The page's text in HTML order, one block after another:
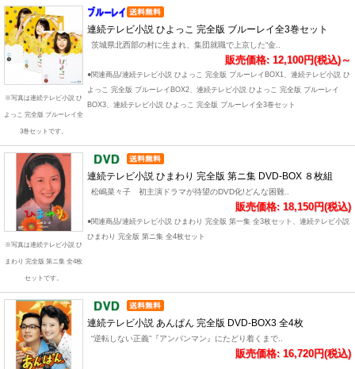
※写真は連続テレビ小説 ひ
よっこ 完全版 ブルーレイ全
3巻セットです。
連続テレビ小説 ひよっこ 完全版 ブルーレイ全3巻セット
茨城県北西部の村に生まれ、集団就職で上京した“金..
販売価格: 12,100円(税込)～
●関連商品/連続テレビ小説 ひよっこ 完全版 ブルーレイBOX1、連続テレビ小説 ひ
よっこ 完全版 ブルーレイBOX2、連続テレビ小説 ひよっこ 完全版 ブルーレイ
BOX3、連続テレビ小説 ひよっこ 完全版 ブルーレイ全3巻セット
※写真は連続テレビ小説 ひ
まわり 完全版 第ニ集 全4枚
セットです。
連続テレビ小説 ひまわり 完全版 第ニ集 DVD-BOX ８枚組
松嶋菜々子 初主演ドラマが待望のDVD化!どんな困難..
販売価格: 18,150円(税込)
●関連商品/連続テレビ小説 ひまわり 完全版 第一集 全3枚セット、連続テレビ小説
ひまわり 完全版 第ニ集 全4枚セット
連続テレビ小説 あんぱん 完全版 DVD-BOX3 全4枚
“逆転しない正義”『アンパンマン』にたどり着くまで..
販売価格: 16,720円(税込)